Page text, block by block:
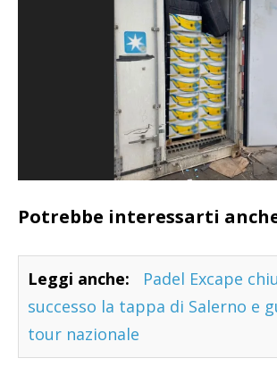
Potrebbe interessarti
Leggi anche:
Padel Excape
successo la tappa di Salerno e
tour nazionale